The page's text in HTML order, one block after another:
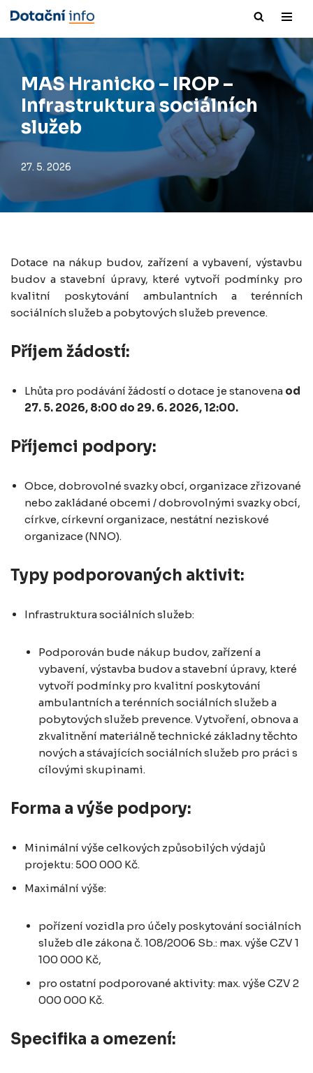
Přeskočit
na
obsah
MAS Hranicko – IROP –
Infrastruktura sociálních
služeb
27. 5. 2026
Dotace na nákup budov, zařízení a vybavení, výstavbu
budov a stavební úpravy, které vytvoří podmínky pro
kvalitní poskytování ambulantních a terénních
sociálních služeb a pobytových služeb prevence.
Příjem žádostí:
Lhůta pro podávání žádostí o dotace je stanovena od
27. 5. 2026, 8:00 do 29. 6. 2026, 12:00.
Příjemci podpory:
Obce, dobrovolné svazky obcí, organizace zřizované
nebo zakládané obcemi / dobrovolnými svazky obcí,
církve, církevní organizace, nestátní neziskové
organizace (NNO).
Typy podporovaných aktivit:
Infrastruktura sociálních služeb:
Podporován bude nákup budov, zařízení a
vybavení, výstavba budov a stavební úpravy, které
vytvoří podmínky pro kvalitní poskytování
ambulantních a terénních sociálních služeb a
pobytových služeb prevence. Vytvoření, obnova a
zkvalitnění materiálně technické základny těchto
nových a stávajících sociálních služeb pro práci s
cílovými skupinami.
Forma a výše podpory:
Minimální výše celkových způsobilých výdajů
projektu: 500 000 Kč.
Maximální výše:
pořízení vozidla pro účely poskytování sociálních
služeb dle zákona č. 108/2006 Sb.: max. výše CZV 1
100 000 Kč,
pro ostatní podporované aktivity: max. výše CZV 2
000 000 Kč.
Specifika a omezení: